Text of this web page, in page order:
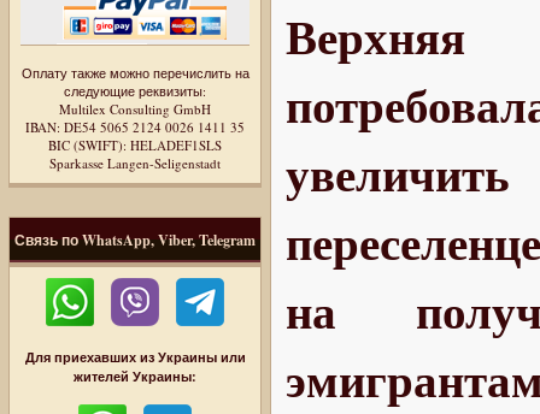
Оплату также можно перечислить на
следующие реквизиты:
Multilex Consulting GmbH
IBAN: DE54 5065 2124 0026 1411 35
BIC (SWIFT): HELADEF1SLS
Sparkasse Langen-Seligenstadt
Связь по WhatsApp, Viber, Telegram
Для приехавших из Украины или
жителей Украины:
Верхняя
на